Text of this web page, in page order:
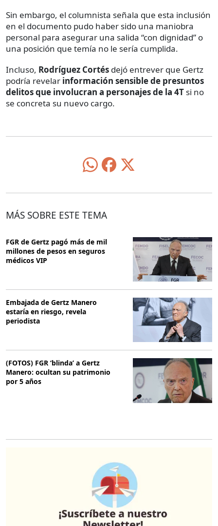
Sin embargo, el columnista señala que esta inclusión
en el documento pudo haber sido una maniobra
personal para asegurar una salida “con dignidad” o
una posición que temía no le sería cumplida.
Incluso, Rodríguez Cortés dejó entrever que Gertz
podría revelar información sensible de presuntos
delitos que involucran a personajes de la 4T si no
se concreta su nuevo cargo.
MÁS SOBRE ESTE TEMA
FGR de Gertz pagó más de mil
millones de pesos en seguros
médicos VIP
Embajada de Gertz Manero
estaría en riesgo, revela
periodista
(FOTOS) FGR ‘blinda’ a Gertz
Manero: ocultan su patrimonio
por 5 años